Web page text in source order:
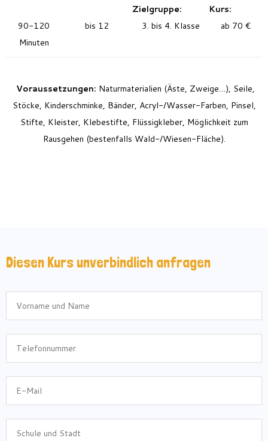
Zielgruppe:
Kurs:
90-120
Minuten
bis 12 3. bis 4. Klasse ab 70 €
Voraussetzungen: Naturmaterialien (Äste, Zweige…), Seile,
Stöcke, Kinderschminke, Bänder, Acryl-/Wasser-Farben, Pinsel,
Stifte, Kleister, Klebestifte, Flüssigkleber, Möglichkeit zum
Rausgehen (bestenfalls Wald-/Wiesen-Fläche).
Diesen Kurs unverbindlich anfragen